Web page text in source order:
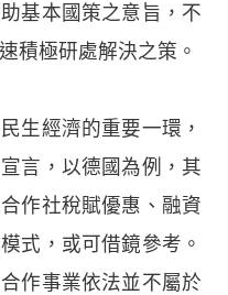
基本國策之意旨，不
積極研處解決之策。
生經濟的重要一環，
言，以德國為例，其
作社稅賦優惠、融資
式，或可借鏡參考。
作事業依法並不屬於